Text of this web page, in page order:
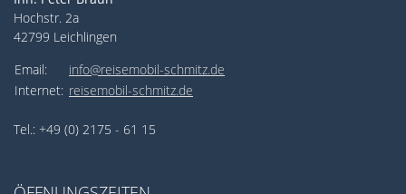
Hochstr. 2a
42799 Leichlingen
Email:
info@reisemobil-schmitz.de
Internet: reisemobil-schmitz.de
Tel.: +49 (0) 2175 - 61 15